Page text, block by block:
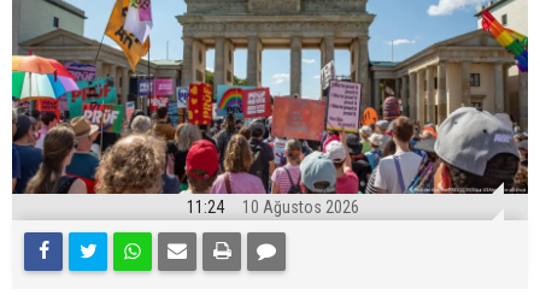
11:24 10 Ağustos 2026